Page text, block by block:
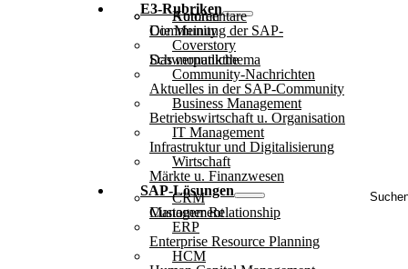
E3-Rubriken
Autoren
Kommentare
Die Meinung der SAP-Community
Coverstory
Das monatliche Schwerpunktthema
Community-Nachrichten
Aktuelles in der SAP-Community
Business Management
Betriebswirtschaft u. Organisation
IT Management
Infrastruktur und Digitalisierung
Wirtschaft
Märkte u. Finanzwesen
SAP-Lösungen
CRM
Customer Relationship Management
ERP
Enterprise Resource Planning
HCM
..